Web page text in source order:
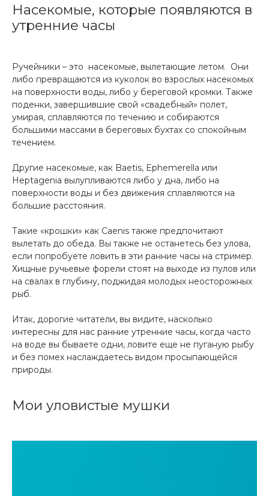
Насекомые, которые появляются в
утренние часы
Ручейники – это насекомые, вылетающие летом. Они
либо превращаются из куколок во взрослых насекомых
на поверхности воды, либо у береговой кромки. Также
поденки, завершившие свой «свадебный» полет,
умирая, сплавляются по течению и собираются
большими массами в береговых бухтах со спокойным
течением.
Другие насекомые, как Baetis, Ephemerella или
Heptagenia вылупливаются либо у дна, либо на
поверхности воды и без движения сплавляются на
большие расстояния.
Такие «крошки» как Caenis также предпочитают
вылетать до обеда. Вы также не останетесь без улова,
если попробуете ловить в эти ранние часы на стример.
Хищные ручьевые форели стоят на выходе из пулов или
на свалах в глубину, поджидая молодых неосторожных
рыб.
Итак, дорогие читатели, вы видите, насколько
интересны для нас ранние утренние часы, когда часто
на воде вы бываете одни, ловите еще не пуганую рыбу
и без помех наслаждаетесь видом просыпающейся
природы.
Мои уловистые мушки